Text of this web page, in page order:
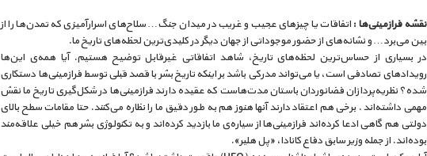
نقشه فرازمینی‌ها :اتفاقات یا چیزهای عجیب و غریب در میدان جنگ… سلاح‌های اسرارآمیزی که تمدن‌ها را از
بین می‌برد… و نشانه‌های از حضور موجوداتی از جهان دیگر در کلیدی‌ترین لحظه‌های تاریخ ما.
در بسیاری از حساس‌ترین لحظه‌های تاریخ، شاهد اتفاقاتی غیرقابل توضیح هستیم. آیا همه‌ی این‌ها
رویدادهای تصادفی است، یا می‌تواند مدرکی باشد بر اینکه تاریخ بشر با قصد قبلی توسط فرازمینی‌ها دستکاری
شده؟ نظریه‌پردازان فضانوردان باستان مدت‌هاست که عقیده دارند فرازمینی‌ها در شکل‌گیری تاریخ ما نقش
مهمی داشته‌اند . برخی هم اعتقاد دارند آنها هنوز هم به طور دقیق ما را نظاره می‌کنند. حتا مقامات سطح بالای
دولتی هم گاهی ادعا کرده‌اند فرازمینی‌ها از سیاره‌ی ما بازدید کرده‌اند و به تکنولوژی بشر هم خیلی علاقه‌مند
بوده‌اند. از جمله وزیر سابق دفاع کانادا، «پل هلیر».